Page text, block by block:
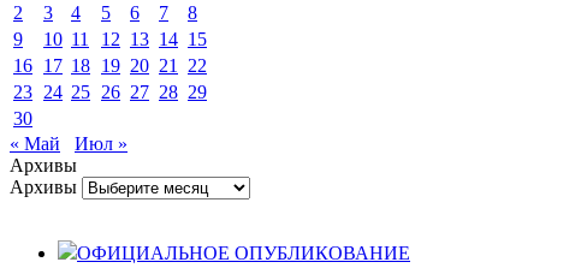
2
3 4 5 6 7
8
9
10 11 12 13 14 15
16 17 18 19 20 21
22
23 24 25 26 27 28 29
30
« Май
Июл »
Архивы
Архивы
ОФИЦИАЛЬНОЕ ОПУБЛИКОВАНИЕ